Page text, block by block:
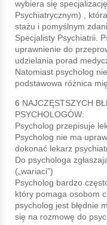
wybiera się
Psychiatrycznym) ,
stażu i pomyślnym
Specjalisty Psychiatrii.
uprawnienie do
udzielania porad
Natomiast psycholog
podstawowa różnica
6 NAJCZĘSTSZYCH
PSYCHOLOGÓW:
Psycholog przepisuje
Psycholog nie ma
dokonać lekarz
Do psychologa
(„wariaci”)
Psycholog bardzo
który pomaga osobom
psycholog jest błędnie
się na rozmowę do